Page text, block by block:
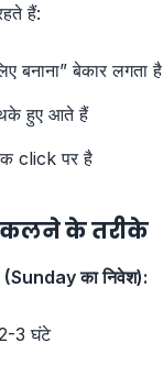
हैं:
बनाना” बेकार लगता है
हुए आते हैं
click पर है
के तरीके
का निवेश):
2-3 घंटे